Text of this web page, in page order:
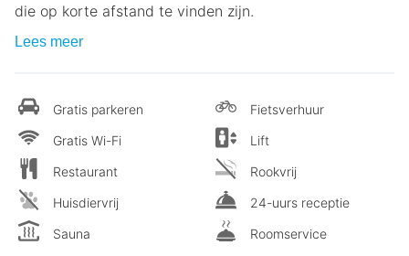
die op korte afstand te vinden zijn.
Lees meer
Gratis parkeren
Gratis Wi-Fi
Restaurant
Huisdiervrij
Sauna
Fietsverhuur
Lift
Rookvrij
24-uurs receptie
Roomservice